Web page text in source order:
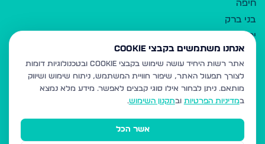
חיפה
בני ברק
ירושלים
אלעד
גבעת זאב
בית שמש
רכסים
מודיעין עילית
אנחנו משתמשים בקבצי Cookie
אתר רשות היחיד עושה שימוש בקבצי Cookie ובטכנולוגיות דומות
לצורך תפעול האתר, שיפור חוויית המשתמש, ניתוח שימוש ושיווק
מותאם. ניתן לבחור אילו סוגי קבצים לאפשר. מידע מלא נמצא
במדיניות הפרטיות ובתקנון השימוש.
אשר הכל